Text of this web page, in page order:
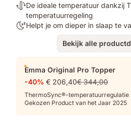
lagen:
cm,
comfort
Temperatuurregulerend:
ideale
temperatuurregeling
De ideale temperatuur dankzij
temperatuurregeling
100
om
dieper
slaap
Helpt je om dieper in slaap te
Bekijk alle
producten
Emma Original Pro Topper
-40% € 206,40€ 344,00
ThermoSync®-temperatuurregulatie
Gekozen Product van het Jaar 2025